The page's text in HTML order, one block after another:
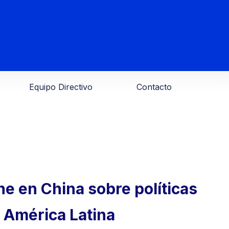
Equipo Directivo Contacto
en China sobre políticas
Latina